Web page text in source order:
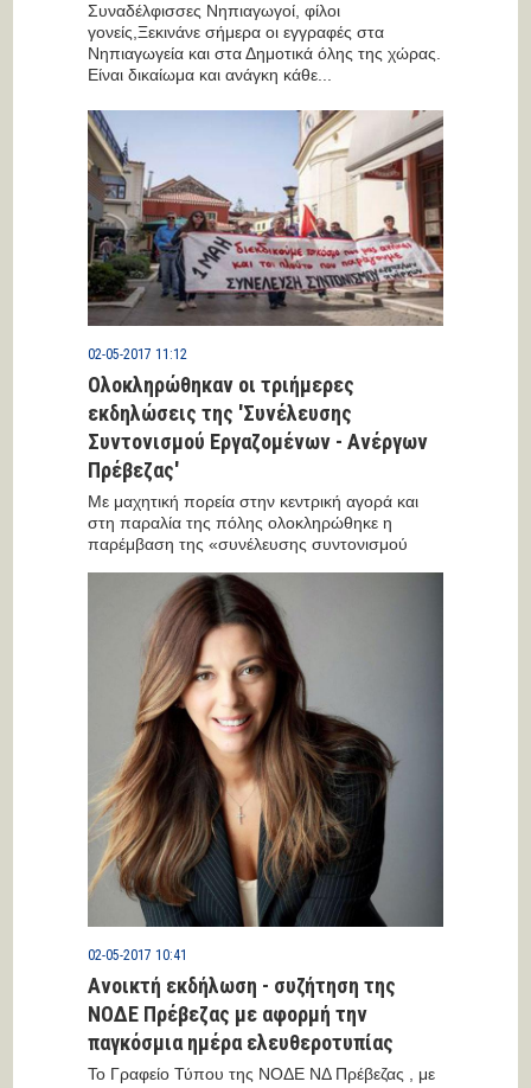
Συναδέλφισσες Νηπιαγωγοί, φίλοι
γονείς,Ξεκινάνε σήμερα οι εγγραφές στα
Νηπιαγωγεία και στα Δημοτικά όλης της χώρας.
Είναι δικαίωμα και ανάγκη κάθε...
02-05-2017 11:12
Ολοκληρώθηκαν οι τριήμερες
εκδηλώσεις της 'Συνέλευσης
Συντονισμού Εργαζομένων - Ανέργων
Πρέβεζας'
Με μαχητική πορεία στην κεντρική αγορά και
στη παραλία της πόλης ολοκληρώθηκε η
παρέμβαση της «συνέλευσης συντονισμού
02-05-2017 10:41
Ανοικτή εκδήλωση - συζήτηση της
ΝΟΔΕ Πρέβεζας με αφορμή την
παγκόσμια ημέρα ελευθεροτυπίας
Το Γραφείο Τύπου της ΝΟΔΕ ΝΔ Πρέβεζας , με